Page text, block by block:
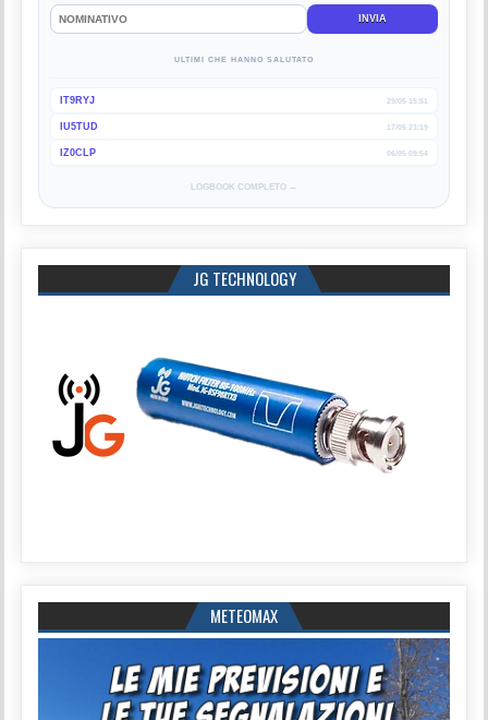
INVIA
ULTIMI CHE HANNO SALUTATO
IT9RYJ 29/05 15:51
IU5TUD 17/05 23:19
IZ0CLP 06/05 09:54
LOGBOOK COMPLETO →
JG TECHNOLOGY
METEOMAX